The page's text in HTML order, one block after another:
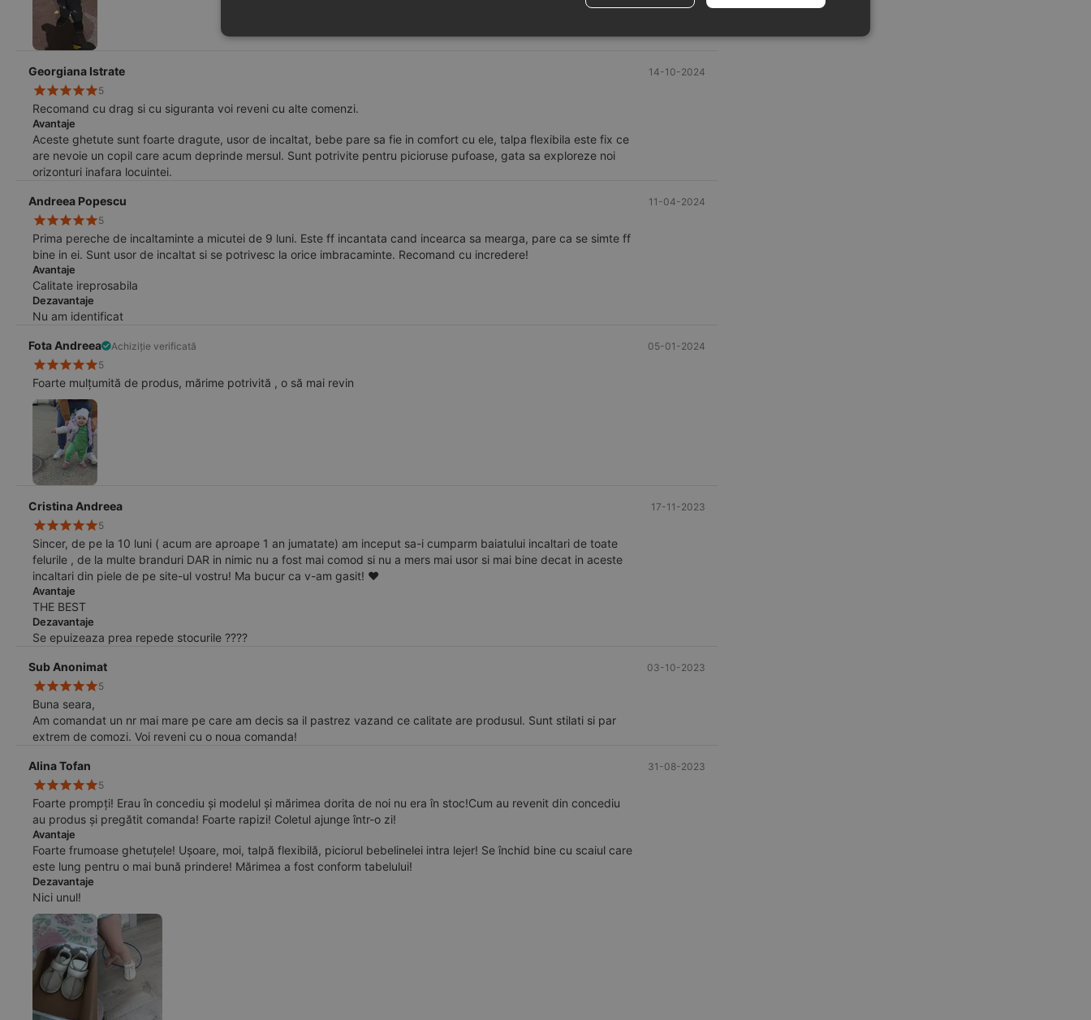
Georgiana Istrate
14-10-2024
5
Recomand cu drag si cu siguranta voi reveni cu alte comenzi.
Avantaje
Aceste ghetute sunt foarte dragute, usor de incaltat, bebe pare sa fie in comfort cu ele, talpa flexibila este fix ce
are nevoie un copil care acum deprinde mersul. Sunt potrivite pentru picioruse pufoase, gata sa exploreze noi
orizonturi inafara locuintei.
Andreea Popescu
11-04-2024
5
Prima pereche de incaltaminte a micutei de 9 luni. Este ff incantata cand incearca sa mearga, pare ca se simte ff
bine in ei. Sunt usor de incaltat si se potrivesc la orice imbracaminte. Recomand cu incredere!
Avantaje
Calitate ireprosabila
Dezavantaje
Nu am identificat
Fota Andreea Achiziție verificată
05-01-2024
5
Foarte mulțumită de produs, mărime potrivită , o să mai revin
Cristina Andreea
17-11-2023
5
Sincer, de pe la 10 luni ( acum are aproape 1 an jumatate) am inceput sa-i cumparm baiatului incaltari de toate
felurile , de la multe branduri DAR in nimic nu a fost mai comod si nu a mers mai usor si mai bine decat in aceste
incaltari din piele de pe site-ul vostru! Ma bucur ca v-am gasit! ❤️
Avantaje
THE BEST
Dezavantaje
Se epuizeaza prea repede stocurile ????
Sub Anonimat
03-10-2023
5
Buna seara,
Am comandat un nr mai mare pe care am decis sa il pastrez vazand ce calitate are produsul. Sunt stilati si par
extrem de comozi. Voi reveni cu o noua comanda!
Alina Tofan
31-08-2023
5
Foarte prompți! Erau în concediu și modelul și mărimea dorita de noi nu era în stoc!Cum au revenit din concediu
au produs și pregătit comanda! Foarte rapizi! Coletul ajunge într-o zi!
Avantaje
Foarte frumoase ghetuțele! Ușoare, moi, talpă flexibilă, piciorul bebelinelei intra lejer! Se închid bine cu scaiul care
este lung pentru o mai bună prindere! Mărimea a fost conform tabelului!
Dezavantaje
Nici unul!